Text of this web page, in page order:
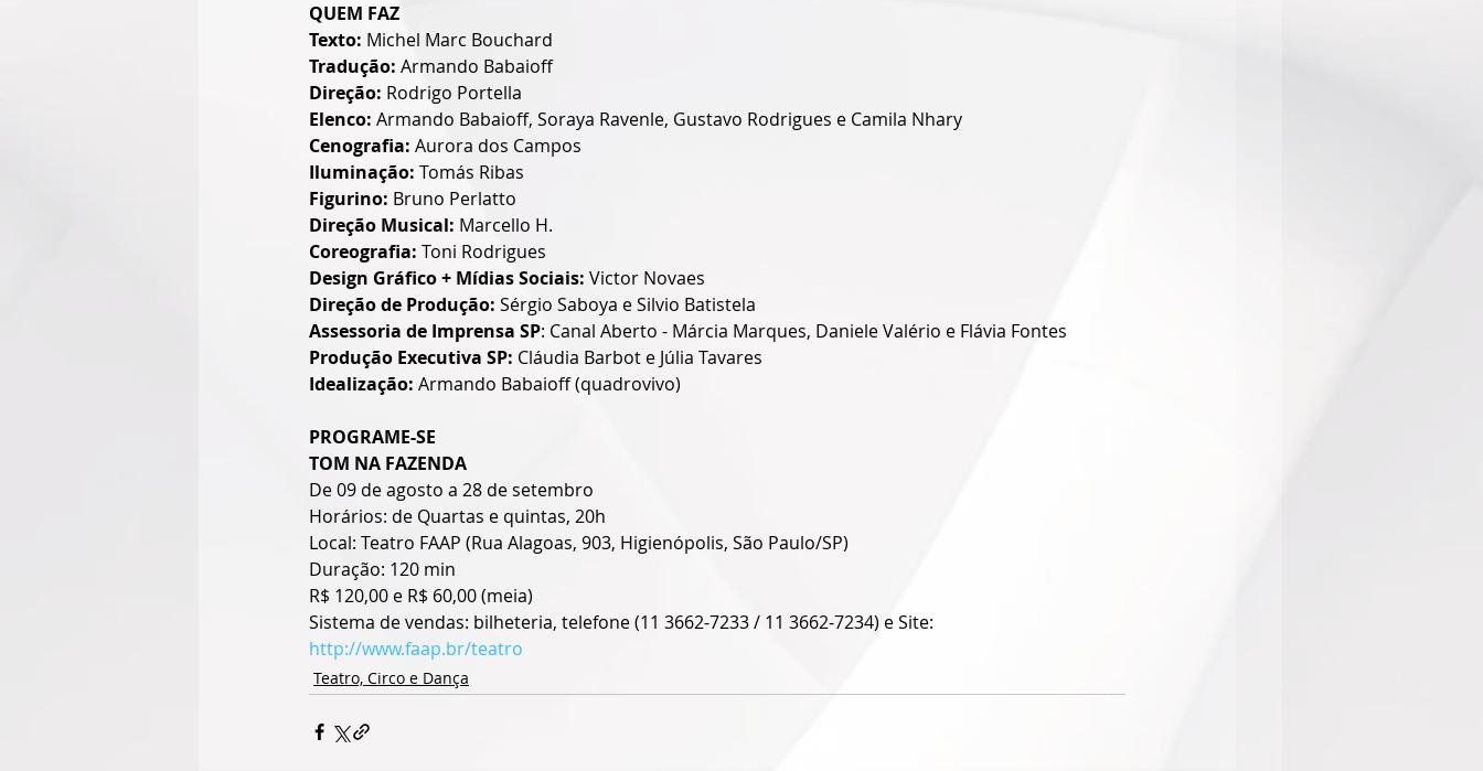
QUEM FAZ
Texto: Michel Marc Bouchard
Tradução: Armando Babaioff
Direção: Rodrigo Portella
Elenco: Armando Babaioff, Soraya Ravenle, Gustavo Rodrigues e Camila Nhary
Cenografia: Aurora dos Campos
Iluminação: Tomás Ribas
Figurino: Bruno Perlatto
Direção Musical: Marcello H.
Coreografia: Toni Rodrigues
Design Gráfico + Mídias Sociais: Victor Novaes
Direção de Produção: Sérgio Saboya e Silvio Batistela
Assessoria de Imprensa SP: Canal Aberto - Márcia Marques, Daniele Valério e Flávia Fontes
Produção Executiva SP: Cláudia Barbot e Júlia Tavares
Idealização: Armando Babaioff (quadrovivo)
PROGRAME-SE
TOM NA FAZENDA
De 09 de agosto a 28 de setembro
Horários: de Quartas e quintas, 20h
Local: Teatro FAAP (Rua Alagoas, 903, Higienópolis, São Paulo/SP)
Duração: 120 min
R$ 120,00 e R$ 60,00 (meia)
Sistema de vendas: bilheteria, telefone (11 3662-7233 / 11 3662-7234) e Site:
http://www.faap.br/teatro
Teatro, Circo e Dança